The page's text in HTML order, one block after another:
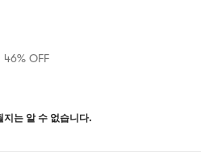
46% OFF
지는 알 수 없습니다.